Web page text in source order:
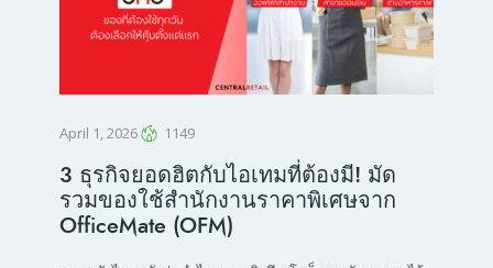
April 1, 2026 1149
3 ธุรกิจยอดฮิตกับไอเทมที่ต้องมี! มัด
รวมของใช้สำนักงานราคาพิเศษจาก
OfficeMate (OFM)